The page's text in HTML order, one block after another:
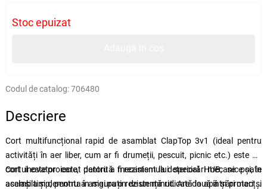
Stoc epuizat
Codul de catalog:706480
Descriere
Cort multifuncțional rapid de asamblat ClapTop 3v1 (ideal pentru
activități în aer liber, cum ar fi drumeții, pescuit, picnic etc.) este un
cort inovator care, datorită mecanismului special HUB, se poate
asambla și demonta în mai puțin de un minut. Are două intrări mari și
Cortul este proiectat pentru a fi rezistent la deteriorări mecanice și, în
același timp, pentru a asigura o rezistență ridicată la apă și protecție